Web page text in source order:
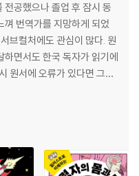
다
라이트
되비침
공했으나 졸업 후 잠시 동
껴 번역가를 지망하게 되었
브컬처에도 관심이 많다. 원
면서도 한국 독자가 읽기에
원서에 오류가 있다면 그것
되고자 노력하고 있다. 옮
인 도감》, 《영국의 집》, 《IT